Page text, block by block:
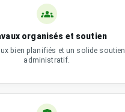
organisés et soutien
bien planifiés et un solide soutien
administratif.